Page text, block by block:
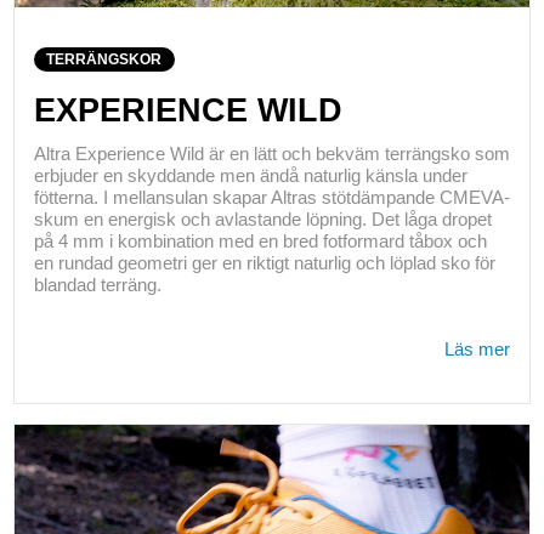
TERRÄNGSKOR
EXPERIENCE WILD
Altra Experience Wild är en lätt och bekväm terrängsko som
erbjuder en skyddande men ändå naturlig känsla under
fötterna. I mellansulan skapar Altras stötdämpande CMEVA-
skum en energisk och avlastande löpning. Det låga dropet
på 4 mm i kombination med en bred fotformard tåbox och
en rundad geometri ger en riktigt naturlig och löplad sko för
blandad terräng.
Läs mer